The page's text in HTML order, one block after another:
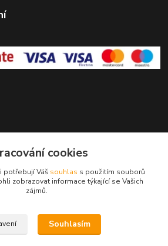
cookies
potřebují Váš souhlas s použitím souborů
zobrazovat informace týkající se Vašich
zájmů.
Souhlasím